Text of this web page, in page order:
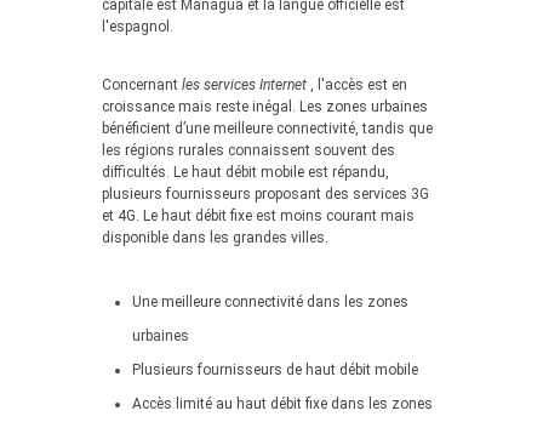
capitale est Managua et la langue officielle est
l'espagnol.
Concernant les services Internet , l'accès est en
croissance mais reste inégal. Les zones urbaines
bénéficient d’une meilleure connectivité, tandis que
les régions rurales connaissent souvent des
difficultés. Le haut débit mobile est répandu,
plusieurs fournisseurs proposant des services 3G
et 4G. Le haut débit fixe est moins courant mais
disponible dans les grandes villes.
Une meilleure connectivité dans les zones
urbaines
Plusieurs fournisseurs de haut débit mobile
Accès limité au haut débit fixe dans les zones